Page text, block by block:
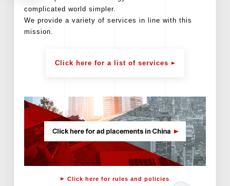
complicated world simpler.
We provide a variety of services in line with this
mission.
Click here for a list of services
Click here for rules and policies